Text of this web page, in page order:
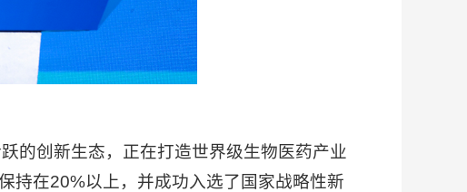
创新生态，正在打造世界级生物医药产业
持在20%以上，并成功入选了国家战略性新